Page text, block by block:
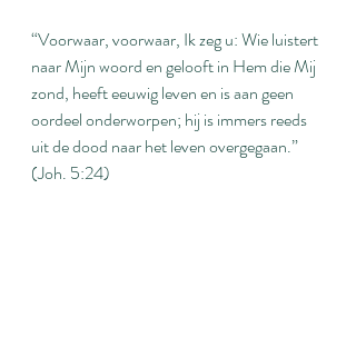
“Voorwaar, voorwaar, Ik zeg u: Wie luistert
naar Mijn woord en gelooft in Hem die Mij
zond, heeft eeuwig leven en is aan geen
oordeel onderworpen; hij is immers reeds
uit de dood naar het leven overgegaan.”
(Joh. 5:24)